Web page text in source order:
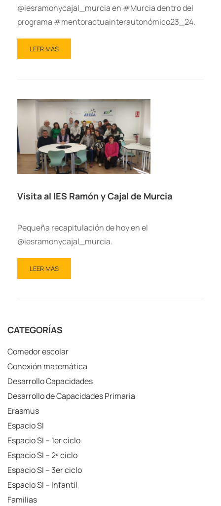
@iesramonycajal_murcia en #Murcia dentro del
programa #mentoractuainterautonómico23_24.
LEER MÁS
Visita al IES Ramón y Cajal de Murcia
Pequeña recapitulación de hoy en el
@iesramonycajal_murcia.
LEER MÁS
CATEGORÍAS
Comedor escolar
Conexión matemática
Desarrollo Capacidades
Desarrollo de Capacidades Primaria
Erasmus
Espacio SI
Espacio SI – 1er ciclo
Espacio SI – 2º ciclo
Espacio SI – 3er ciclo
Espacio SI – Infantil
Familias